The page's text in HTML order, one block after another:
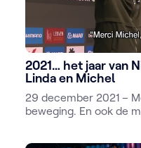
2021… het jaar van
Linda en Michel
29 december 2021 –
beweging. En ook de